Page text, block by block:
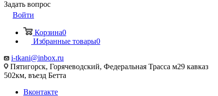
Задать вопрос
Войти
Корзина0
Избранные товары0
i-tkani@inbox.ru
Пятигорск, Горячеводский, Федеральная Трасса м29 кавказ
502км, въезд Бетта
Вконтакте